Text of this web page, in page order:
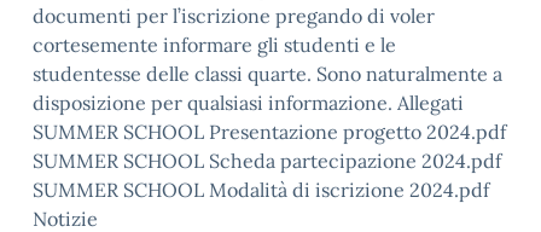
documenti per l’iscrizione pregando di voler
cortesemente informare gli studenti e le
studentesse delle classi quarte. Sono naturalmente a
disposizione per qualsiasi informazione. Allegati
SUMMER SCHOOL Presentazione progetto 2024.pdf
SUMMER SCHOOL Scheda partecipazione 2024.pdf
SUMMER SCHOOL Modalità di iscrizione 2024.pdf
Notizie